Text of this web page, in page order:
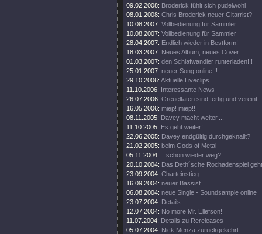
09.02.2008: Broderick fühlt sich pudelwohl
08.01.2008: Chris Broderick neuer Gitarrist?
10.08.2007: Vollbedienung für Sammler
10.08.2007: Vollbedienung für Sammler
28.04.2007: Endlich wieder in Bestform!
18.03.2007: Neues Album, neues Cover...
01.03.2007: den Schlafwandler runterladen!!!
25.01.2007: neuer Song online!!!
29.10.2006: Aktuelle Liveclips
11.10.2006: Interessante News
26.07.2006: Greueltaten sind fertig und vereint...
16.05.2006: miep! miep!!
08.11.2005: Davey macht weiter....
11.10.2005: Es geht weiter!
22.06.2005: Davey endgültig durchgeknallt?
21.02.2005: beim Gods of Metal
05.11.2004:
...schon wieder weg?
20.10.2004: Das Deth´sche Rochadenspiel
23.09.2004: Charteinstieg
16.09.2004: neuer Bassist
06.08.2004: neue Single - Soundsample online
23.07.2004: Details
12.07.2004: No more Mr. Ellefson!
11.07.2004: Details zu Rereleases
05.07.2004: Nick Menza zurückgekehrt